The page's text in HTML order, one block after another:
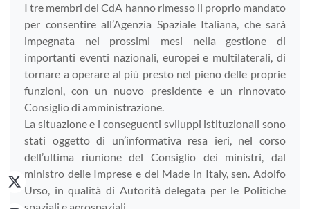
I tre membri del CdA hanno rimesso il proprio mandato
per consentire all’Agenzia Spaziale Italiana, che sarà
impegnata nei prossimi mesi nella gestione di
importanti eventi nazionali, europei e multilaterali, di
tornare a operare al più presto nel pieno delle proprie
funzioni, con un nuovo presidente e un rinnovato
Consiglio di amministrazione.
La situazione e i conseguenti sviluppi istituzionali sono
stati oggetto di un’informativa resa ieri, nel corso
dell’ultima riunione del Consiglio dei ministri, dal
ministro delle Imprese e del Made in Italy, sen. Adolfo
Urso, in qualità di Autorità delegata per le Politiche